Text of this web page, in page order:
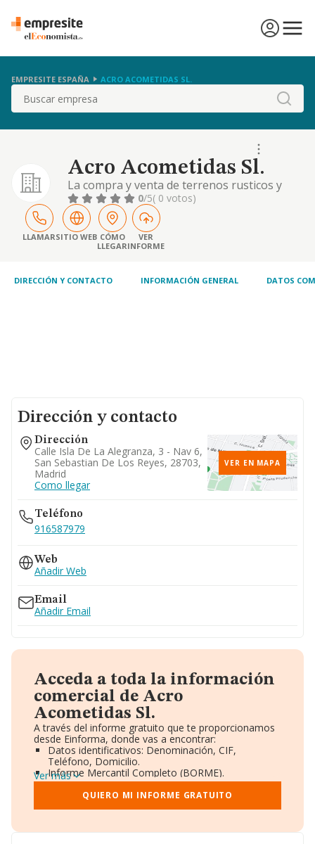
EMPRESITE ESPAÑA ACRO ACOMETIDAS SL.
Buscar
Acro Acometidas Sl.
La compra y venta de terrenos rusticos y
urbanos, construccion, promocion, alquiler y
venta de viviendas, locales comerciales,
plazas de garaje, parcelas, promocion,
administracion y gestion de comunidades
0/5( 0 votos)
LLAMARSITIO WEB CÓMO
LLEGAR
VER
INFORME
DIRECCIÓN Y CONTACTO INFORMACIÓN GENERAL DATOS
Dirección y contacto
Dirección
Calle Isla De La Alegranza, 3 - Nav 6,
San Sebastian De Los Reyes, 28703,
Madrid
Como llegar
VER EN MAPA
Teléfono
916587979
Web
Añadir Web
Email
Añadir Email
Acceda a toda la información
comercial de Acro
Acometidas Sl.
A través del informe gratuito que te proporcionamos
desde Einforma, donde vas a encontrar:
Datos identificativos: Denominación, CIF,
Teléfono, Domicilio.
Informe Mercantil Completo (BORME).
Gráficos de Evolución Ventas y Empleados.
Consejo de Administración y Administradores.
Directivos y Ejecutivos.
Ver más
QUIERO MI INFORME GRATUITO